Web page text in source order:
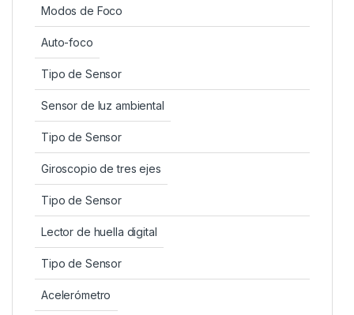
Modos de Foco
Auto-foco
Tipo de Sensor
Sensor de luz ambiental
Tipo de Sensor
Giroscopio de tres ejes
Tipo de Sensor
Lector de huella digital
Tipo de Sensor
Acelerómetro